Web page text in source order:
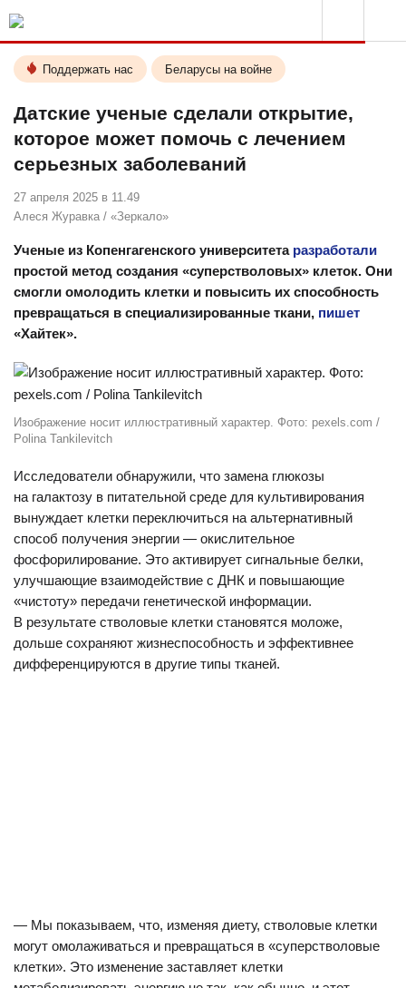
Поддержать нас Беларусы на войне
Датские ученые сделали открытие,
которое может помочь с лечением
серьезных заболеваний
27 апреля 2025 в 11.49
Алеся Журавка / «Зеркало»
Ученые из Копенгагенского университета разработали
простой метод создания «суперстволовых» клеток. Они
смогли омолодить клетки и повысить их способность
превращаться в специализированные ткани, пишет
«Хайтек».
Изображение носит иллюстративный характер. Фото: pexels.com /
Polina Tankilevitch
Исследователи обнаружили, что замена глюкозы
на галактозу в питательной среде для культивирования
вынуждает клетки переключиться на альтернативный
способ получения энергии — окислительное
фосфорилирование. Это активирует сигнальные белки,
улучшающие взаимодействие с ДНК и повышающие
«чистоту» передачи генетической информации.
В результате стволовые клетки становятся моложе,
дольше сохраняют жизнеспособность и эффективнее
дифференцируются в другие типы тканей.
— Мы показываем, что, изменяя диету, стволовые клетки
могут омолаживаться и превращаться в «суперстволовые
клетки». Это изменение заставляет клетки